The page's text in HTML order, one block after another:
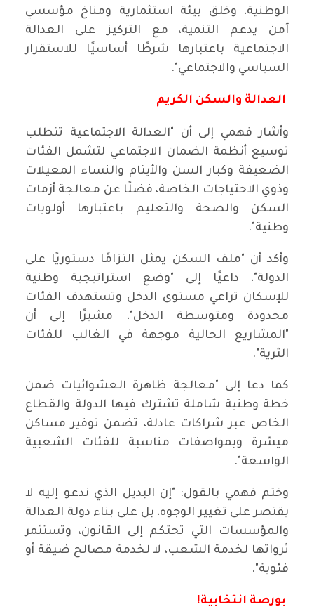
الوطنية، وخلق بيئة استثمارية ومناخ مؤسسي
آمن يدعم التنمية، مع التركيز على العدالة
الاجتماعية باعتبارها شرطًا أساسيًا للاستقرار
السياسي والاجتماعي".
العدالة والسكن الكريم
وأشار فهمي إلى أن "العدالة الاجتماعية تتطلب
توسيع أنظمة الضمان الاجتماعي لتشمل الفئات
الضعيفة وكبار السن والأيتام والنساء المعيلات
وذوي الاحتياجات الخاصة، فضلًا عن معالجة أزمات
السكن والصحة والتعليم باعتبارها أولويات
وطنية".
وأكد أن "ملف السكن يمثل التزامًا دستوريًا على
الدولة"، داعيًا إلى "وضع استراتيجية وطنية
للإسكان تراعي مستوى الدخل وتستهدف الفئات
محدودة ومتوسطة الدخل"، مشيرًا إلى أن
"المشاريع الحالية موجهة في الغالب للفئات
الثرية".
كما دعا إلى "معالجة ظاهرة العشوائيات ضمن
خطة وطنية شاملة تشترك فيها الدولة والقطاع
الخاص عبر شراكات عادلة، تضمن توفير مساكن
ميسّرة وبمواصفات مناسبة للفئات الشعبية
الواسعة".
وختم فهمي بالقول: "إن البديل الذي ندعو إليه لا
يقتصر على تغيير الوجوه، بل على بناء دولة العدالة
والمؤسسات التي تحتكم إلى القانون، وتستثمر
ثرواتها لخدمة الشعب، لا لخدمة مصالح ضيقة أو
فئوية".
بورصة انتخابية!